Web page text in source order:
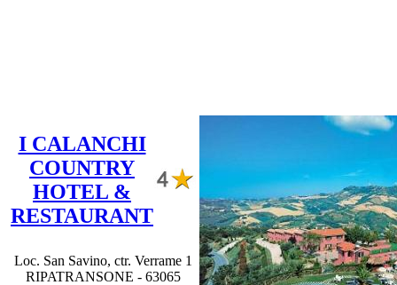
I CALANCHI
COUNTRY
HOTEL &
RESTAURANT
Loc. San Savino, ctr. Verrame 1
RIPATRANSONE - 63065